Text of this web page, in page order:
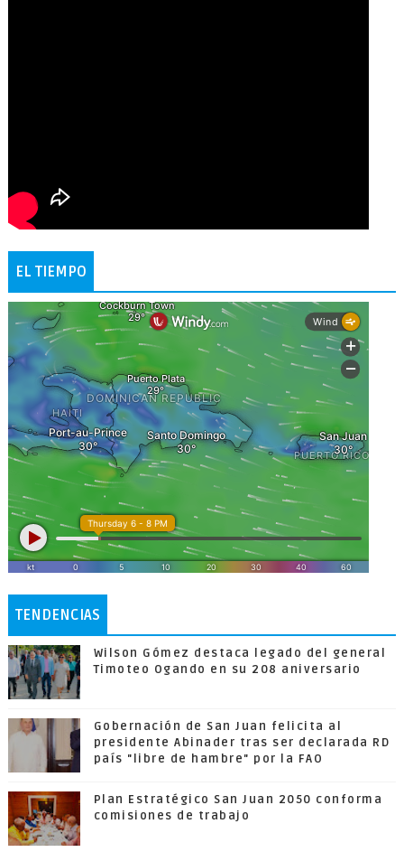
EL TIEMPO
TENDENCIAS
Wilson Gómez destaca legado del general
Timoteo Ogando en su 208 aniversario
Gobernación de San Juan felicita al
presidente Abinader tras ser declarada RD
país "libre de hambre" por la FAO
Plan Estratégico San Juan 2050 conforma
comisiones de trabajo